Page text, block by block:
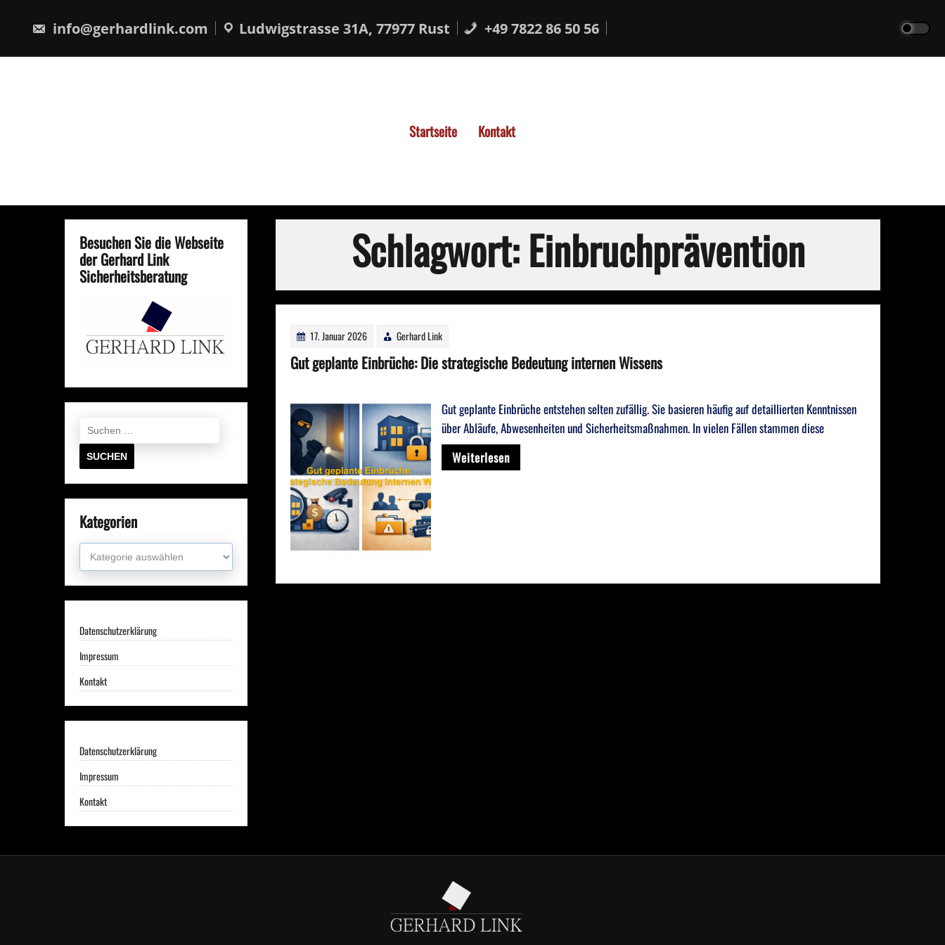
info@gerhardlink.com Ludwigstrasse 31A, 77977 Rust +49 7822 86 50 56
Startseite Kontakt
Schlagwort:Einbruchprävention
17. Januar 2026 Gerhard Link
Gut geplante Einbrüche: Die strategische Bedeutung internen Wissens
Gut geplante Einbrüche entstehen selten zufällig. Sie basieren häufig auf detaillierten Kenntnissen
über Abläufe, Abwesenheiten und Sicherheitsmaßnahmen. In vielen Fällen stammen diese
Weiterlesen
Besuchen Sie die Webseite
der Gerhard Link
Sicherheitsberatung
nach:
Kategorien
Kategorien
Datenschutzerklärung
Impressum
Kontakt
Datenschutzerklärung
Impressum
Kontakt